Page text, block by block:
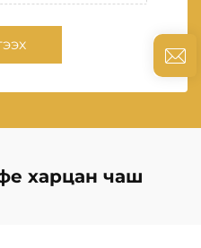
харцан чаш